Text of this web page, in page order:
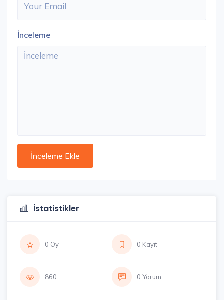
İnceleme
İstatistikler
0 Oy 0 Kayıt
860 0 Yorum